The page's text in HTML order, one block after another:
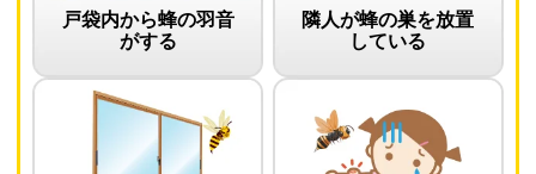
戸袋内から蜂の羽音
がする
隣人が蜂の巣を放置
している